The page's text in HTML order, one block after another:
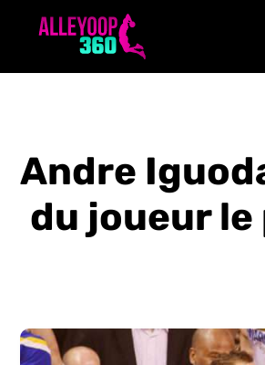
Andre
du joueur